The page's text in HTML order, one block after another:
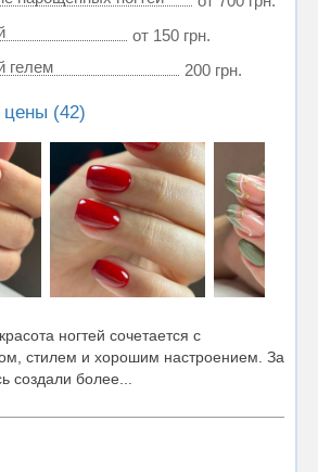
от 150 грн.
гелем
200 грн.
(42)
ногтей сочетается с
стилем и хорошим настроением. За
создали более...